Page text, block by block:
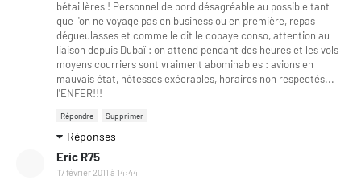
bétaillères ! Personnel de bord désagréable au possible tant
que l'on ne voyage pas en business ou en première, repas
dégueulasses et comme le dit le cobaye conso, attention au
liaison depuis Dubaï : on attend pendant des heures et les vols
moyens courriers sont vraiment abominables : avions en
mauvais état, hôtesses exécrables, horaires non respectés...
l'ENFER!!!
Répondre Supprimer
Réponses
Eric R75
17 février 2011 à 14:44